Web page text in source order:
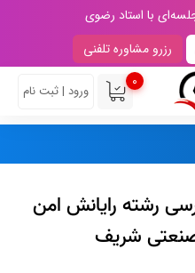
با استاد رضوی
رزرو مشاوره تلفنی
0
ورود | ثبت نام
رشته رایانش امن
شریف